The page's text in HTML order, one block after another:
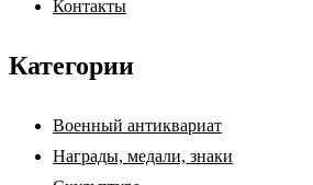
Контакты
Категории
Военный антиквариат
Награды, медали, знаки